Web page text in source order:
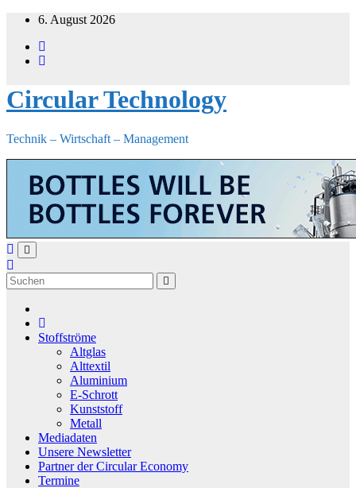
Zum
springen
6. August 2026
Circular Technology
Technik – Wirtschaft – Management
Stoffströme
Altglas
Alttextil
Aluminium
E-Schrott
Kunststoff
Metall
Mediadaten
Unsere Newsletter
Partner der Circular Economy
Termine